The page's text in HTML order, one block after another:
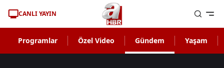
CANLI YAYIN
Programlar Özel Video Gündem Yaşam